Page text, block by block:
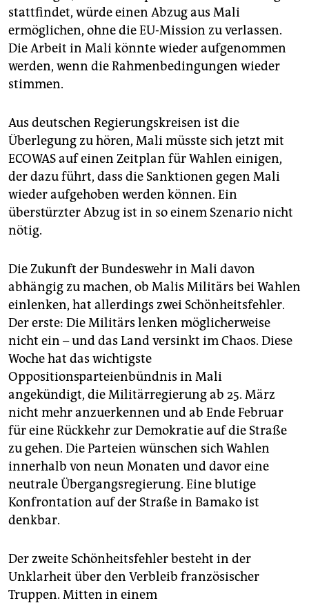
stattfindet, würde einen Abzug aus Mali
ermöglichen, ohne die EU-Mission zu verlassen.
Die Arbeit in Mali könnte wieder aufgenommen
werden, wenn die Rahmenbedingungen wieder
stimmen.
Aus deutschen Regierungskreisen ist die
Überlegung zu hören, Mali müsste sich jetzt mit
ECOWAS auf einen Zeitplan für Wahlen einigen,
der dazu führt, dass die Sanktionen gegen Mali
wieder aufgehoben werden können. Ein
überstürzter Abzug ist in so einem Szenario nicht
nötig.
Die Zukunft der Bundeswehr in Mali davon
abhängig zu machen, ob Malis Militärs bei Wahlen
einlenken, hat allerdings zwei Schönheitsfehler.
Der erste: Die Militärs lenken möglicherweise
nicht ein – und das Land versinkt im Chaos. Diese
Woche hat das wichtigste
Oppositionsparteienbündnis in Mali
angekündigt, die Militärregierung ab 25. März
nicht mehr anzuerkennen und ab Ende Februar
für eine Rückkehr zur Demokratie auf die Straße
zu gehen. Die Parteien wünschen sich Wahlen
innerhalb von neun Monaten und davor eine
neutrale Übergangsregierung. Eine blutige
Konfrontation auf der Straße in Bamako ist
denkbar.
Der zweite Schönheitsfehler besteht in der
Unklarheit über den Verbleib französischer
Truppen. Mitten in einem